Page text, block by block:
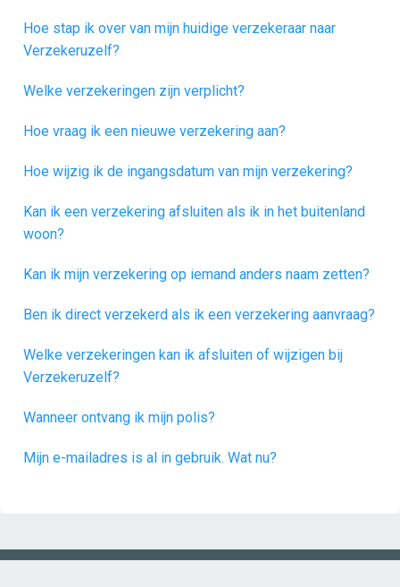
Hoe stap ik over van mijn huidige verzekeraar naar
Verzekeruzelf?
Welke verzekeringen zijn verplicht?
Hoe vraag ik een nieuwe verzekering aan?
Hoe wijzig ik de ingangsdatum van mijn verzekering?
Kan ik een verzekering afsluiten als ik in het buitenland
woon?
Kan ik mijn verzekering op iemand anders naam zetten?
Ben ik direct verzekerd als ik een verzekering aanvraag?
Welke verzekeringen kan ik afsluiten of wijzigen bij
Verzekeruzelf?
Wanneer ontvang ik mijn polis?
Mijn e-mailadres is al in gebruik. Wat nu?